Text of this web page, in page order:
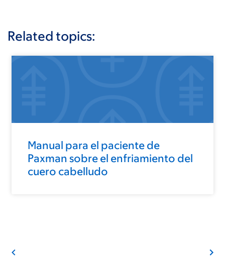
Related topics:
Manual para el paciente de
Paxman sobre el enfriamiento del
cuero cabelludo